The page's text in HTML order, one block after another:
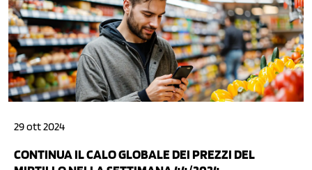
29 ott 2024
CONTINUA IL CALO GLOBALE DEI PREZZI DEL